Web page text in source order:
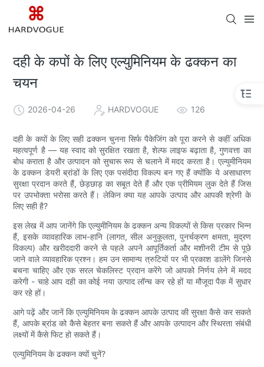
दही के कपों के लिए एल्युमिनियम के ढक्कन का
चयन
2026-04-26 HARDVOGUE 126
दही के कपों के लिए सही ढक्कन चुनना सिर्फ पैकेजिंग को पूरा करने से कहीं अधिक
महत्वपूर्ण है — यह स्वाद को सुरक्षित रखता है, शेल्फ लाइफ बढ़ाता है, गुणवत्ता का
बोध कराता है और उत्पादन को सुचारू रूप से चलाने में मदद करता है। एल्युमीनियम
के ढक्कन डेयरी ब्रांडों के लिए एक पसंदीदा विकल्प बन गए हैं क्योंकि ये असाधारण
सुरक्षा प्रदान करते हैं, छेड़छाड़ का सबूत देते हैं और एक प्रीमियम लुक देते हैं जिस
पर उपभोक्ता भरोसा करते हैं। लेकिन क्या यह आपके उत्पाद और आपकी श्रेणी के
लिए सही है?
इस लेख में आप जानेंगे कि एल्युमीनियम के ढक्कन अन्य विकल्पों से किस प्रकार भिन्न
हैं, इसके व्यावहारिक लाभ-हानि (लागत, सील अनुकूलता, पुनर्चक्रण क्षमता, मुद्रण
विकल्प) और खरीददारी करने से पहले अपने आपूर्तिकर्ता और मशीनरी टीम से पूछे
जाने वाले व्यावहारिक प्रश्न। हम उन सामान्य त्रुटियों पर भी प्रकाश डालेंगे जिनसे
बचना चाहिए और एक सरल चेकलिस्ट प्रदान करेंगे जो आपको निर्णय लेने में मदद
करेगी - चाहे आप दही का कोई नया उत्पाद लॉन्च कर रहे हों या मौजूदा पैक में सुधार
कर रहे हों।
आगे पढ़ें और जानें कि एल्युमिनियम के ढक्कन आपके उत्पाद की सुरक्षा कैसे कर सकते
हैं, आपके ब्रांड को कैसे बेहतर बना सकते हैं और आपके उत्पादन और स्थिरता संबंधी
लक्ष्यों में कैसे फिट हो सकते हैं।
एल्युमिनियम के ढक्कन क्यों चुनें?